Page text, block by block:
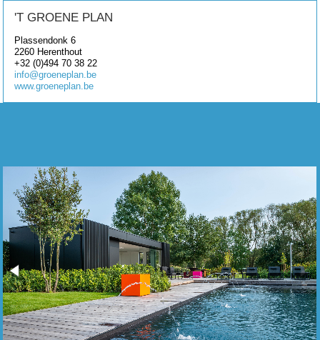
'T GROENE PLAN
Plassendonk 6
2260 Herenthout
+32 (0)494 70 38 22
info@groeneplan.be
www.groeneplan.be